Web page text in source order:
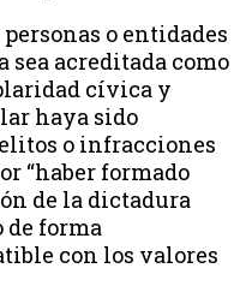
o entidades
acreditada como
cívica y
haya sido
o infracciones
“haber formado
de la dictadura
de forma
con los valores